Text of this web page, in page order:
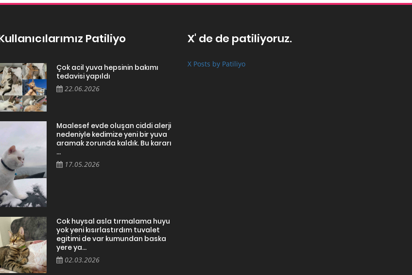
Patiliyo
Çok acil yuva hepsinin bakımı
tedavisi yapıldı
22.06.2026
Maalesef evde oluşan ciddi alerji
nedeniyle kedimize yeni bir yuva
aramak zorunda kaldık. Bu kararı
...
17.05.2026
Cok huysal asla tırmalama huyu
yok yeni kısırlastırdım tuvalet
egitimi de var kumundan baska
yere ya...
02.03.2026
X' de de patiliyoruz.
X Posts by Patiliyo